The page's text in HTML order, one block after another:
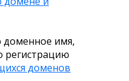
доменное имя,
регистрацию
доменов